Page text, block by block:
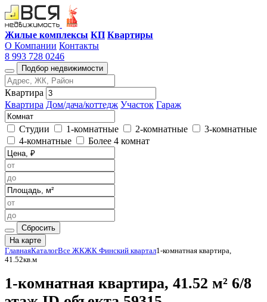
Жилые комплексы КП Квартиры
О Компании Контакты
8 993 728 0246
Подбор недвижимости
Квартира
Квартира Дом/дача/коттедж Участок Гараж
Студии 1-комнатные 2-комнатные
3-комнатные
4-комнатные
Более 4 комнат
Сбросить
На карте